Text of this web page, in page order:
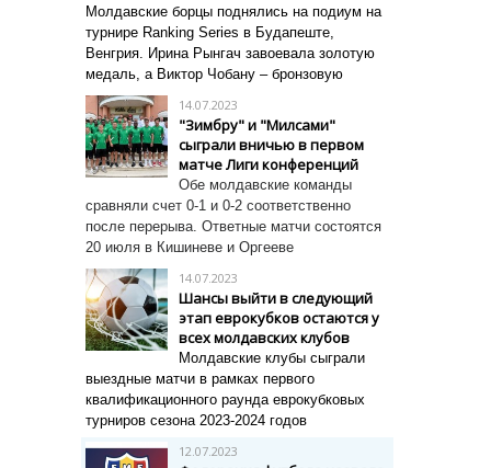
Молдавские борцы поднялись на подиум на
турнире Ranking Series в Будапеште,
Венгрия. Ирина Рынгач завоевала золотую
медаль, а Виктор Чобану – бронзовую
14.07.2023
"Зимбру" и "Милсами"
сыграли вничью в первом
матче Лиги конференций
Обе молдавские команды
сравняли счет 0-1 и 0-2 соответственно
после перерыва. Ответные матчи состоятся
20 июля в Кишиневе и Оргееве
14.07.2023
Шансы выйти в следующий
этап еврокубков остаются у
всех молдавских клубов
Молдавские клубы сыграли
выездные матчи в рамках первого
квалификационного раунда еврокубковых
турниров сезона 2023-2024 годов
12.07.2023